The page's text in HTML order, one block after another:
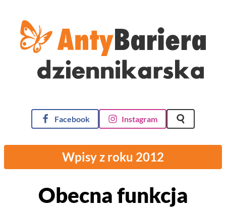
AntyBariera Dziennikarska
Facebook
Instagram Szukaj na
Wpisy z roku 2012
Obecna funkcja